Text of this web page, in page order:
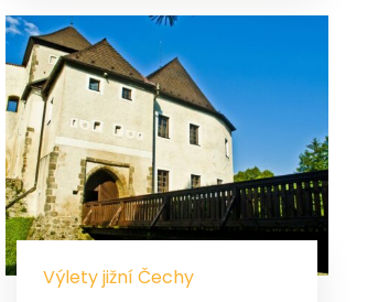
Výlety jižní Čechy